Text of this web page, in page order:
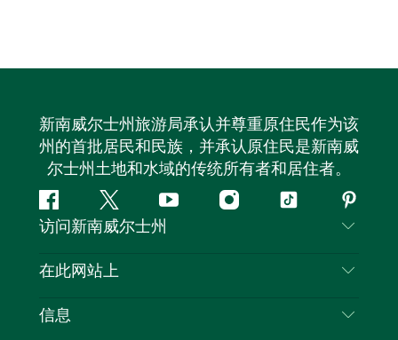
新南威尔士州旅游局承认并尊重原住民作为该
州的首批居民和民族，并承认原住民是新南威
尔士州土地和水域的传统所有者和居住者。
Facebook叽
叽
喳
YouTubeInstagram
抖
访问新南威尔士州
联系我们
隐私
在此网站上
目的地
信息